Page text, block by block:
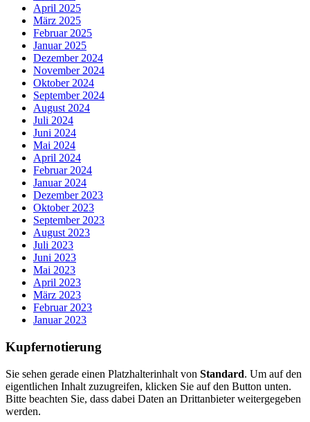
April 2025
März 2025
Februar 2025
Januar 2025
Dezember 2024
November 2024
Oktober 2024
September 2024
August 2024
Juli 2024
Juni 2024
Mai 2024
April 2024
Februar 2024
Januar 2024
Dezember 2023
Oktober 2023
September 2023
August 2023
Juli 2023
Juni 2023
Mai 2023
April 2023
März 2023
Februar 2023
Januar 2023
Kupfernotierung
Sie sehen gerade einen Platzhalterinhalt von Standard. Um auf den
eigentlichen Inhalt zuzugreifen, klicken Sie auf den Button unten.
Bitte beachten Sie, dass dabei Daten an Drittanbieter weitergegeben
werden.